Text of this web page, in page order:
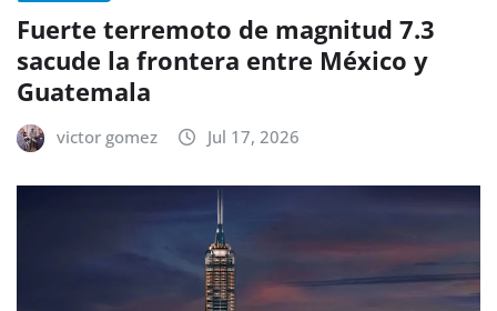
Fuerte terremoto de magnitud 7.3
sacude la frontera entre México y
Guatemala
victor gomez Jul 17, 2026